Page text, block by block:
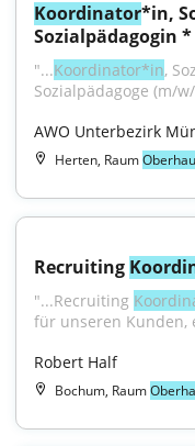
Koordinator*in,
Sozialpädagogin
"...Koordinator*in,
Sozialpädagoge (m/
AWO Unterbezirk
Herten, Raum
Recruiting
"...Recruiting
für unseren Kunden,
Robert Half
Bochum, Raum